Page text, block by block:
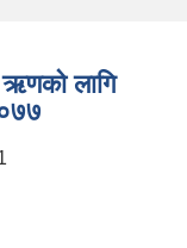
ऋणको लागि